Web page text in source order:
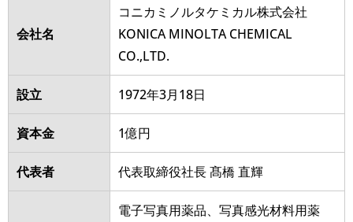
会社名
コニカミノルタケミカル株式会社
KONICA MINOLTA CHEMICAL
CO.,LTD.
設立 1972年3⽉18⽇
資本金 1億円
代表者 代表取締役社⻑ 髙橋 直輝
電⼦写真⽤薬品、写真感光材料⽤薬